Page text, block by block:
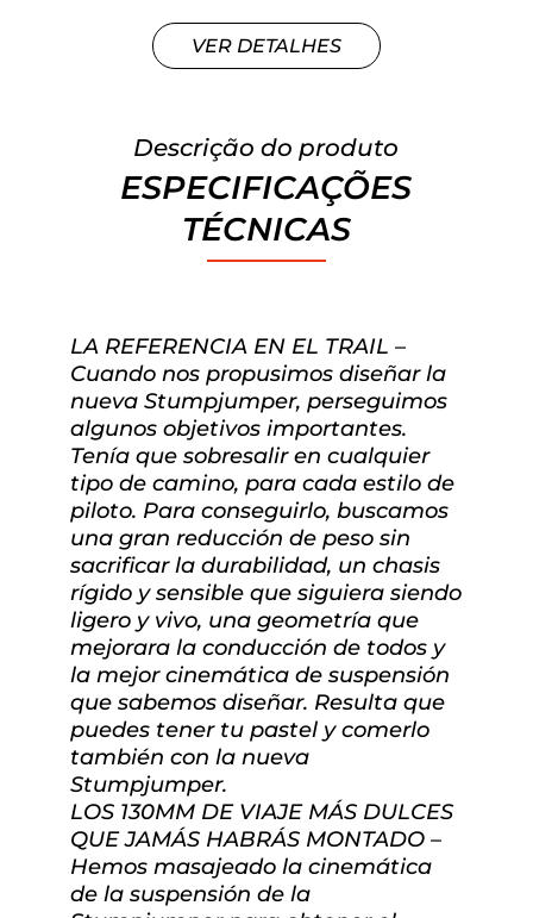
VER DETALHES
Descrição do produto
ESPECIFICAÇÕES
TÉCNICAS
LA REFERENCIA EN EL TRAIL –
Cuando nos propusimos diseñar la
nueva Stumpjumper, perseguimos
algunos objetivos importantes.
Tenía que sobresalir en cualquier
tipo de camino, para cada estilo de
piloto. Para conseguirlo, buscamos
una gran reducción de peso sin
sacrificar la durabilidad, un chasis
rígido y sensible que siguiera siendo
ligero y vivo, una geometría que
mejorara la conducción de todos y
la mejor cinemática de suspensión
que sabemos diseñar. Resulta que
puedes tener tu pastel y comerlo
también con la nueva
Stumpjumper.
LOS 130MM DE VIAJE MÁS DULCES
QUE JAMÁS HABRÁS MONTADO –
Hemos masajeado la cinemática
de la suspensión de la